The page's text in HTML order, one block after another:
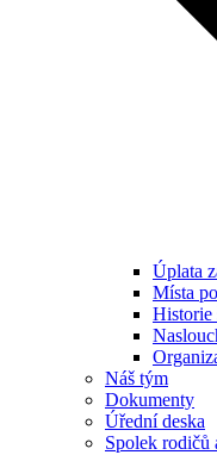
Úplata
Místa
Historie
Náš tým
Dokumenty
Úřední deska
Spolek rodičů